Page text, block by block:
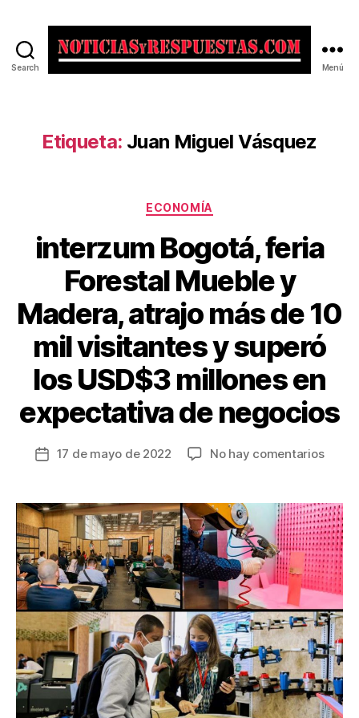
Search Menú
Etiqueta: Juan Miguel Vásquez
Categorías
ECONOMÍA
interzum Bogotá, feria
Forestal Mueble y
Madera, atrajo más de 10
mil visitantes y superó
los USD$3 millones en
expectativa de negocios
Fecha
entrada
17 de mayo de 2022 No hay comentariosen
feria
y
atrajo
más
de
10
mil
y